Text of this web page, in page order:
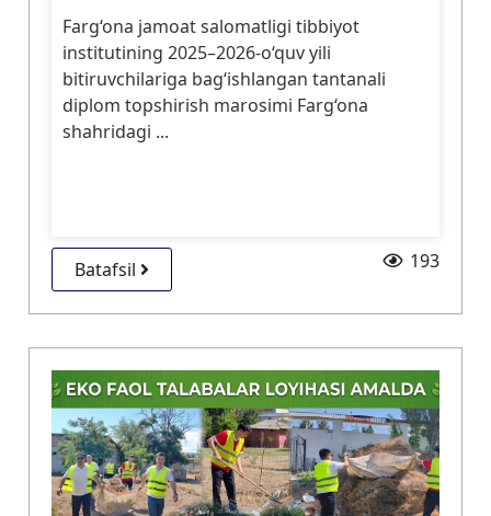
Farg‘ona jamoat salomatligi tibbiyot
institutining 2025–2026-o‘quv yili
bitiruvchilariga bag‘ishlangan tantanali
diplom topshirish marosimi Farg‘ona
shahridagi ...
Batafsil 193